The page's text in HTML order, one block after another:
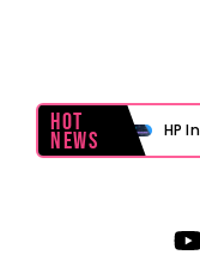
Hot
News